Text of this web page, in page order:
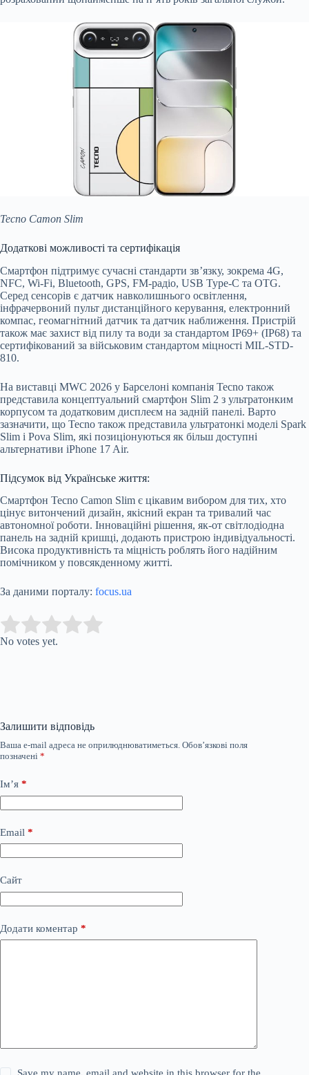
Tecno Camon Slim
Додаткові можливості та сертифікація
Смартфон підтримує сучасні стандарти зв’язку, зокрема 4G,
NFC, Wi-Fi, Bluetooth, GPS, FM-радіо, USB Type-C та OTG.
Серед сенсорів є датчик навколишнього освітлення,
інфрачервоний пульт дистанційного керування, електронний
компас, геомагнітний датчик та датчик наближення. Пристрій
також має захист від пилу та води за стандартом IP69+ (IP68) та
сертифікований за військовим стандартом міцності MIL-STD-
810.
На виставці MWC 2026 у Барселоні компанія Tecno також
представила концептуальний смартфон Slim 2 з ультратонким
корпусом та додатковим дисплеєм на задній панелі. Варто
зазначити, що Tecno також представила ультратонкі моделі Spark
Slim і Pova Slim, які позиціонуються як більш доступні
альтернативи iPhone 17 Air.
Підсумок від Українське життя:
Смартфон Tecno Camon Slim є цікавим вибором для тих, хто
цінує витончений дизайн, якісний екран та тривалий час
автономної роботи. Інноваційні рішення, як-от світлодіодна
панель на задній кришці, додають пристрою індивідуальності.
Висока продуктивність та міцність роблять його надійним
помічником у повсякденному житті.
За даними порталу: focus.ua
Rate this item:
No votes yet.
Залишити відповідь
Ваша e-mail адреса не оприлюднюватиметься. Обов’язкові поля
позначені *
Ім’я *
Email *
Сайт
Додати коментар *